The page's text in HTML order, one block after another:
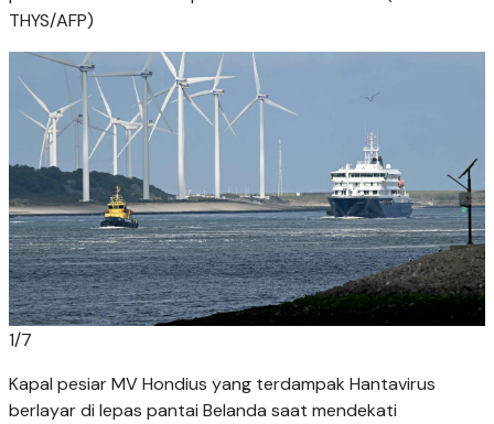
THYS/AFP)
1/7
Kapal pesiar MV Hondius yang terdampak Hantavirus
berlayar di lepas pantai Belanda saat mendekati